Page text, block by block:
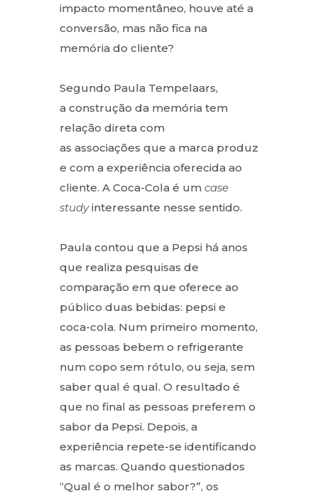
impacto momentâneo, houve até a
conversão, mas não fica na
memória do cliente?
Segundo Paula Tempelaars,
a construção da memória tem
relação direta com
as associações que a marca produz
e com a experiência oferecida ao
cliente. A Coca-Cola é um case
studyinteressante nesse sentido.
Paula contou que a Pepsi há anos
que realiza pesquisas de
comparação em que oferece ao
público duas bebidas: pepsi e
coca-cola. Num primeiro momento,
as pessoas bebem o refrigerante
num copo sem rótulo, ou seja, sem
saber qual é qual. O resultado é
que no final as pessoas preferem o
sabor da Pepsi. Depois, a
experiência repete-se identificando
as marcas. Quando questionados
“Qual é o melhor sabor?”, os